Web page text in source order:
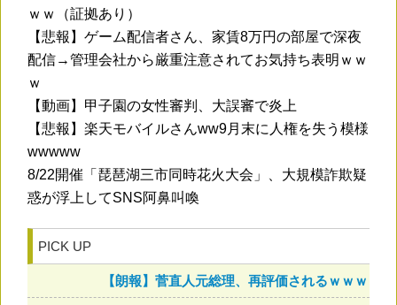
ｗｗ（証拠あり）
【悲報】ゲーム配信者さん、家賃8万円の部屋で深夜
配信→管理会社から厳重注意されてお気持ち表明ｗｗ
ｗ
【動画】甲子園の女性審判、大誤審で炎上
【悲報】楽天モバイルさんww9月末に人権を失う模様
wwwww
8/22開催「琵琶湖三市同時花火大会」、大規模詐欺疑
惑が浮上してSNS阿鼻叫喚
PICK UP
【朗報】菅直人元総理、再評価されるｗｗｗｗ